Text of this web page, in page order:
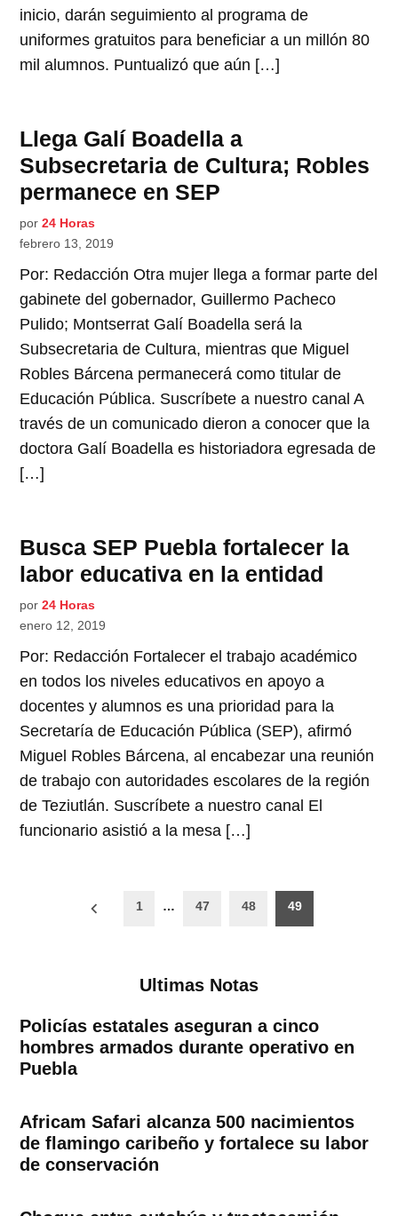
inicio, darán seguimiento al programa de
uniformes gratuitos para beneficiar a un millón 80
mil alumnos. Puntualizó que aún […]
Llega Galí Boadella a
Subsecretaria de Cultura; Robles
permanece en SEP
por 24 Horas
febrero 13, 2019
Por: Redacción Otra mujer llega a formar parte del
gabinete del gobernador, Guillermo Pacheco
Pulido; Montserrat Galí Boadella será la
Subsecretaria de Cultura, mientras que Miguel
Robles Bárcena permanecerá como titular de
Educación Pública. Suscríbete a nuestro canal A
través de un comunicado dieron a conocer que la
doctora Galí Boadella es historiadora egresada de
[…]
Busca SEP Puebla fortalecer la
labor educativa en la entidad
por 24 Horas
enero 12, 2019
Por: Redacción Fortalecer el trabajo académico
en todos los niveles educativos en apoyo a
docentes y alumnos es una prioridad para la
Secretaría de Educación Pública (SEP), afirmó
Miguel Robles Bárcena, al encabezar una reunión
de trabajo con autoridades escolares de la región
de Teziutlán. Suscríbete a nuestro canal El
funcionario asistió a la mesa […]
Paginación1 … 47 48 49
Ultimas Notas
Policías estatales aseguran a cinco
hombres armados durante operativo en
Puebla
Africam Safari alcanza 500 nacimientos
de flamingo caribeño y fortalece su labor
de conservación